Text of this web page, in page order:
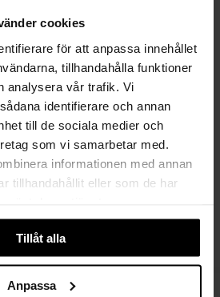
cookies
för att anpassa innehållet
tillhandahålla funktioner
analysera vår trafik. Vi
identifierare och annan
till de sociala medier och
som vi samarbetar med.
informationen med annan
tillhandahållit eller som de har
Tillåt alla
Anpassa
1 399 SEK